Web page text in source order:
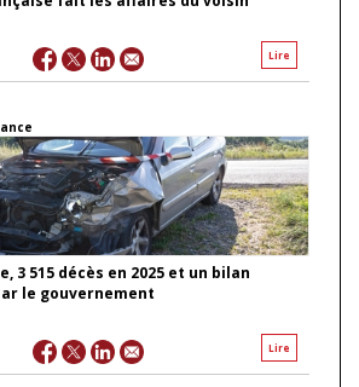
Lire
515 décès en 2025 et un bilan
le gouvernement
Lire